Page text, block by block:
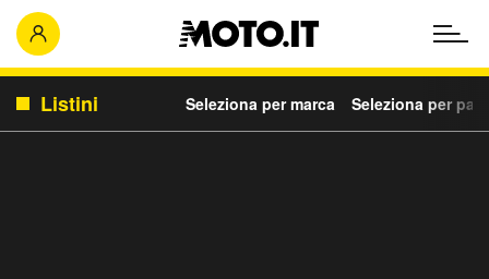
Listini Seleziona per marca Seleziona per